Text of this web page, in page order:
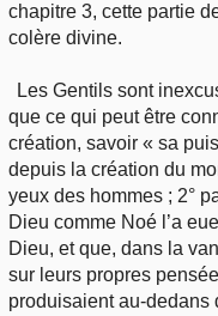
chapitre 3, cette partie
colère divine.
Les Gentils sont
que ce qui peut être
création, savoir « sa
depuis la création du
yeux des hommes ; 2°
Dieu comme Noé l’a
Dieu, et que, dans la
sur leurs propres
produisaient au-dedans